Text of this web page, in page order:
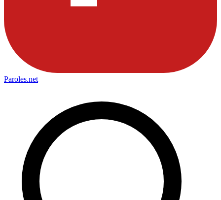
Paroles.net